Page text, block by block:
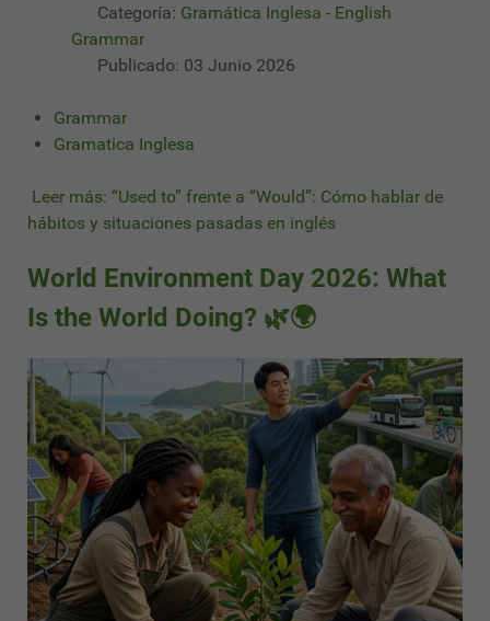
Categoría: Gramática Inglesa - English
Grammar
Publicado: 03 Junio 2026
Grammar
Gramatica Inglesa
Leer más: “Used to” frente a “Would”: Cómo hablar de
hábitos y situaciones pasadas en inglés
World Environment Day 2026: What
Is the World Doing? 🌿🌍